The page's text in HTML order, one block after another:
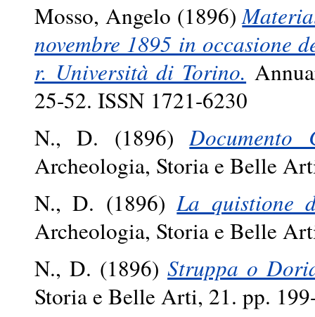
Mosso, Angelo (1896)
novembre 1895 in occasione
r. Università di Torino.
25-52. ISSN 1721-6230
N., D. (1896)Documento
Archeologia, Storia e Belle
N., D. (1896)La quistione
Archeologia, Storia e Belle
N., D. (1896) Struppa o
Storia e Belle Arti, 21. pp.